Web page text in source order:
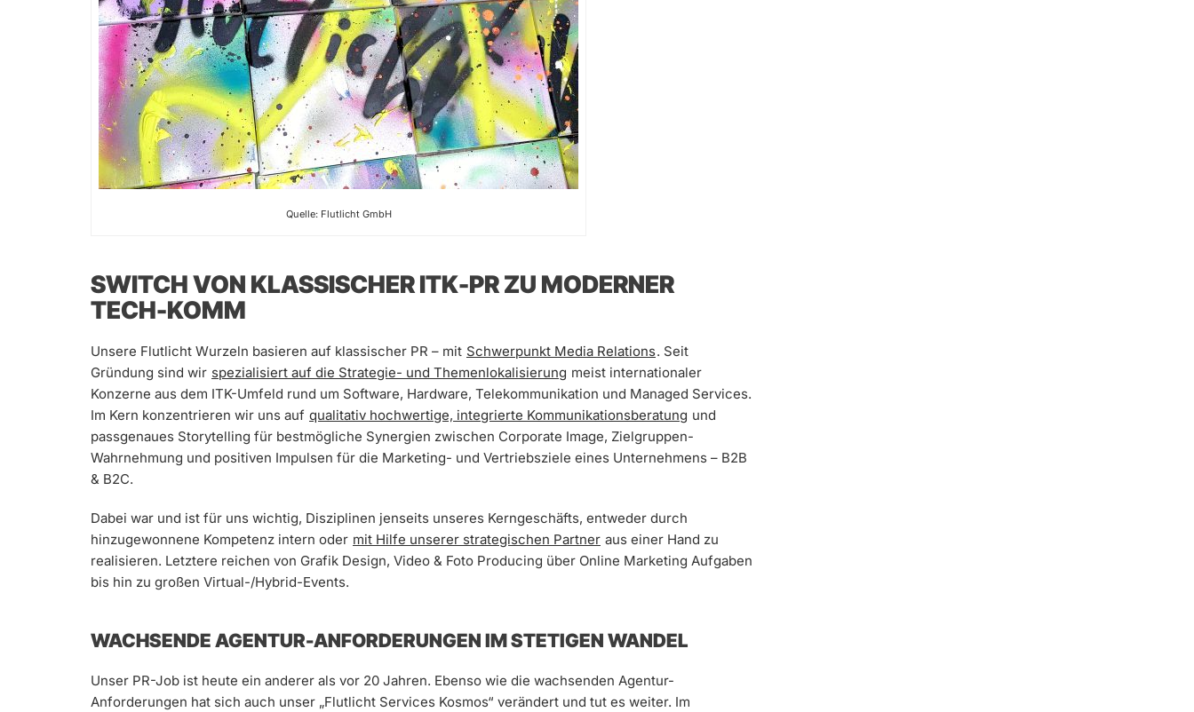
Quelle: Flutlicht GmbH
SWITCH VON KLASSISCHER ITK-PR ZU MODERNER
TECH-KOMM
Unsere Flutlicht Wurzeln basieren auf klassischer PR – mit Schwerpunkt Media Relations. Seit
Gründung sind wir spezialisiert auf die Strategie- und Themenlokalisierung meist internationaler
Konzerne aus dem ITK-Umfeld rund um Software, Hardware, Telekommunikation und Managed Services.
Im Kern konzentrieren wir uns auf qualitativ hochwertige, integrierte Kommunikationsberatung und
passgenaues Storytelling für bestmögliche Synergien zwischen Corporate Image, Zielgruppen-
Wahrnehmung und positiven Impulsen für die Marketing- und Vertriebsziele eines Unternehmens – B2B
& B2C.
Dabei war und ist für uns wichtig, Disziplinen jenseits unseres Kerngeschäfts, entweder durch
hinzugewonnene Kompetenz intern oder mit Hilfe unserer strategischen Partner aus einer Hand zu
realisieren. Letztere reichen von Grafik Design, Video & Foto Producing über Online Marketing Aufgaben
bis hin zu großen Virtual-/Hybrid-Events.
WACHSENDE AGENTUR-ANFORDERUNGEN IM STETIGEN WANDEL
Unser PR-Job ist heute ein anderer als vor 20 Jahren. Ebenso wie die wachsenden Agentur-
Anforderungen hat sich auch unser „Flutlicht Services Kosmos“ verändert und tut es weiter. Im